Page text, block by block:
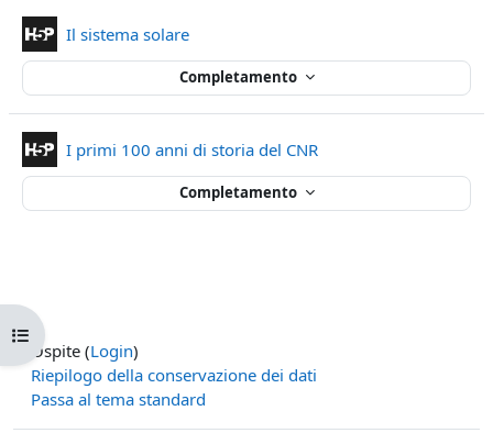
Apri indice del corso
Il sistema solareContenuto Interattivo
Completamento
I primi 100 anni di storia del CNRContenuto Interattivo
Completamento
Ospite (Login)
Riepilogo della conservazione dei dati
Passa al tema standard